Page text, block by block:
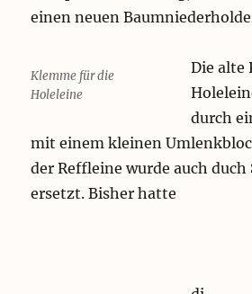
einen neuen
Klemme für die
Holeleine
Die alte
durch
mit einem kleinen
der Reffleine wurde auch
ersetzt. Bisher hatte